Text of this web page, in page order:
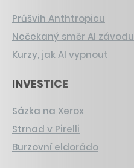
Průšvih Anthtropicu
Nečekaný směr AI závodu
Kurzy, jak AI vypnout
INVESTICE
Sázka na Xerox
Strnad v Pirelli
Burzovní eldorádo